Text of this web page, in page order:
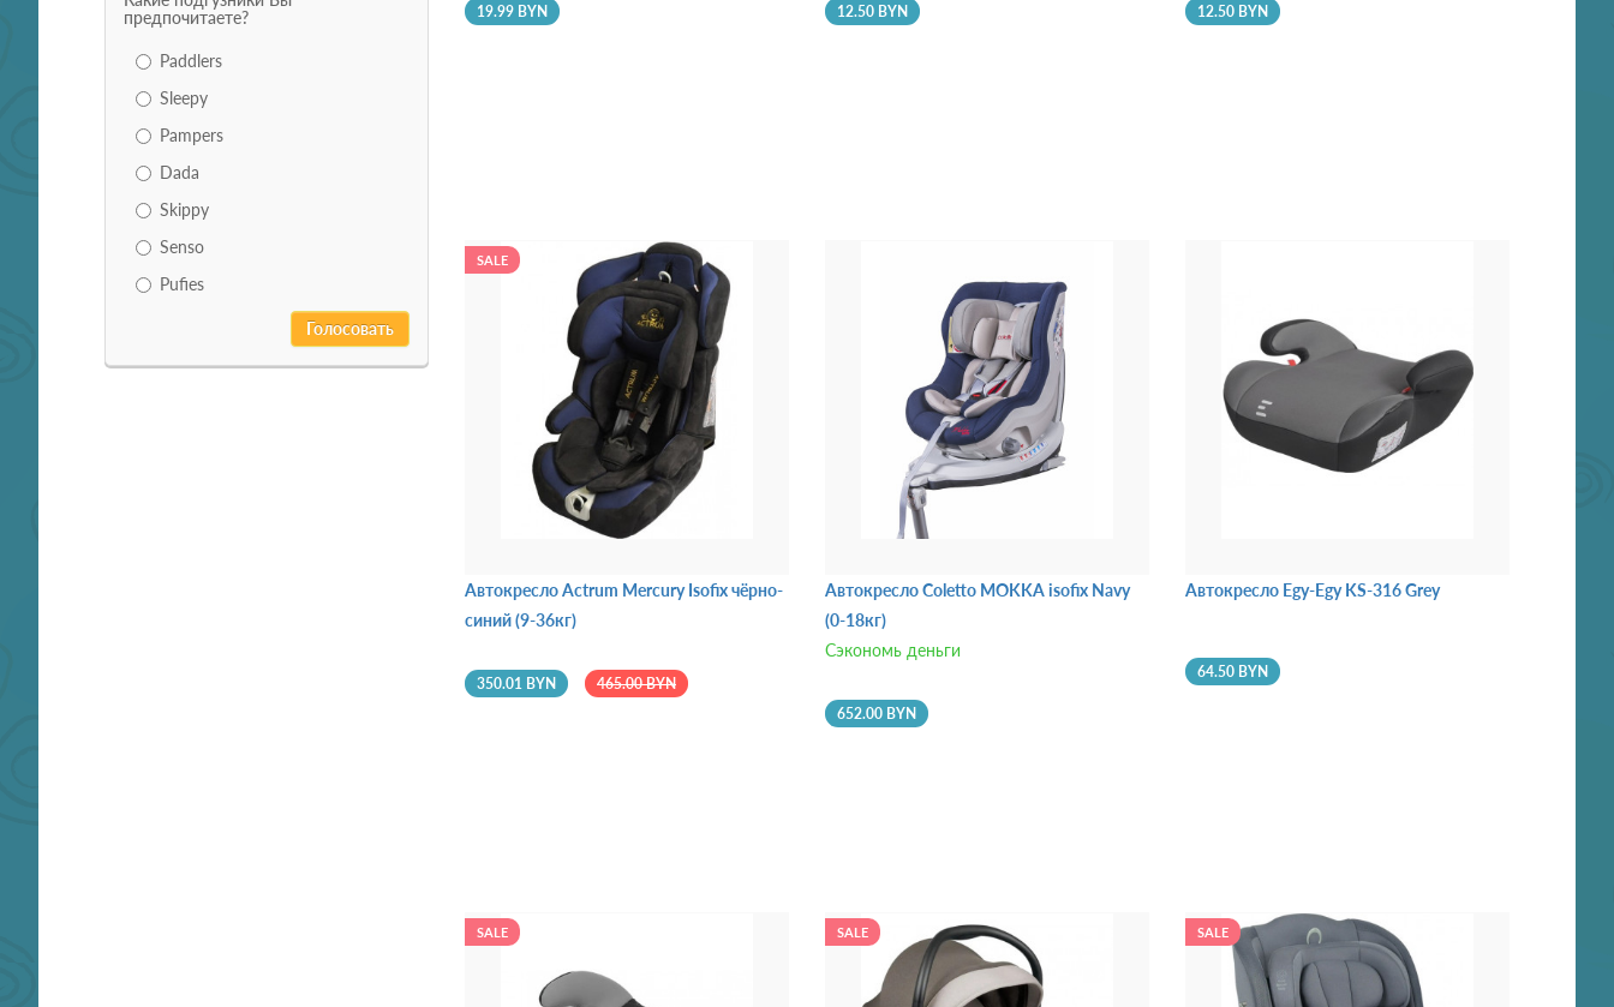
предпочитаете?
Paddlers
Sleepy
Pampers
Dada
Skippy
Senso
Pufies
19.99 BYN 12.50 BYN 12.50 BYN
SALE
Автокресло Actrum Mercury Isofix чёрно-
синий (9-36кг)
350.01 BYN 465.00 BYN
Автокресло Coletto MOKKA isofix Navy
(0-18кг)
Сэкономь деньги
652.00 BYN
Автокресло Egy-Egy KS-316 Grey
64.50 BYN
SALE SALE SALE